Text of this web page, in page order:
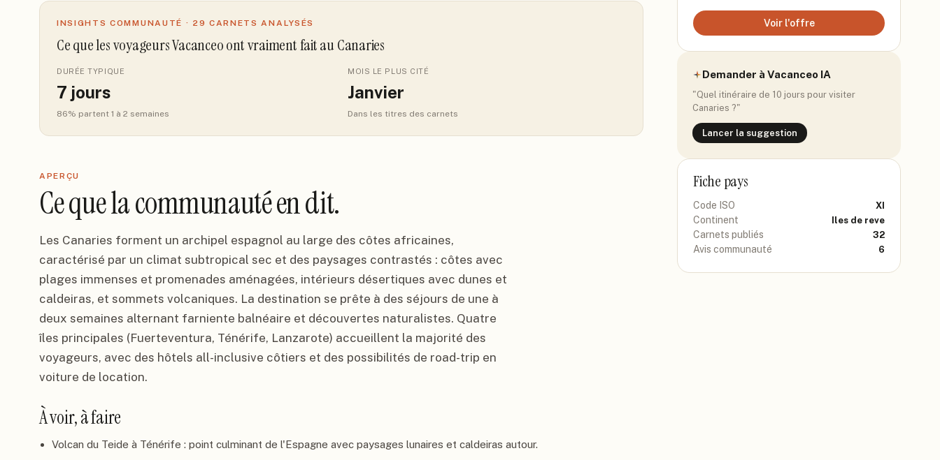
INSIGHTS COMMUNAUTÉ · 29 CARNETS ANALYSÉS
Ce que les voyageurs Vacanceo ont vraiment faitau Canaries
DURÉE TYPIQUE
7 jours
86% partent 1 à 2 semaines
MOIS LE PLUS CITÉ
Janvier
Dans les titres des carnets
APERÇU
Ce que la communauté en dit.
Les Canaries forment un archipel espagnol au large des côtes africaines,
caractérisé par un climat subtropical sec et des paysages contrastés : côtes avec
plages immenses et promenades aménagées, intérieurs désertiques avec dunes et
caldeiras, et sommets volcaniques. La destination se prête à des séjours de une à
deux semaines alternant farniente balnéaire et découvertes naturalistes. Quatre
îles principales (Fuerteventura, Ténérife, Lanzarote) accueillent la majorité des
voyageurs, avec des hôtels all-inclusive côtiers et des possibilités de road-trip en
voiture de location.
À voir, à faire
Volcan du Teide à Ténérife : point culminant de l'Espagne avec paysages lunaires et caldeiras autour.
Voir l'offre
Demander à Vacanceo IA
"Quel itinéraire de 10 jours pour visiter
Canaries ?"
Lancer la suggestion
Fiche pays
Code ISO XI
Continent Iles de reve
Carnets publiés 32
Avis communauté 6